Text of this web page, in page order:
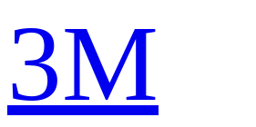
3M